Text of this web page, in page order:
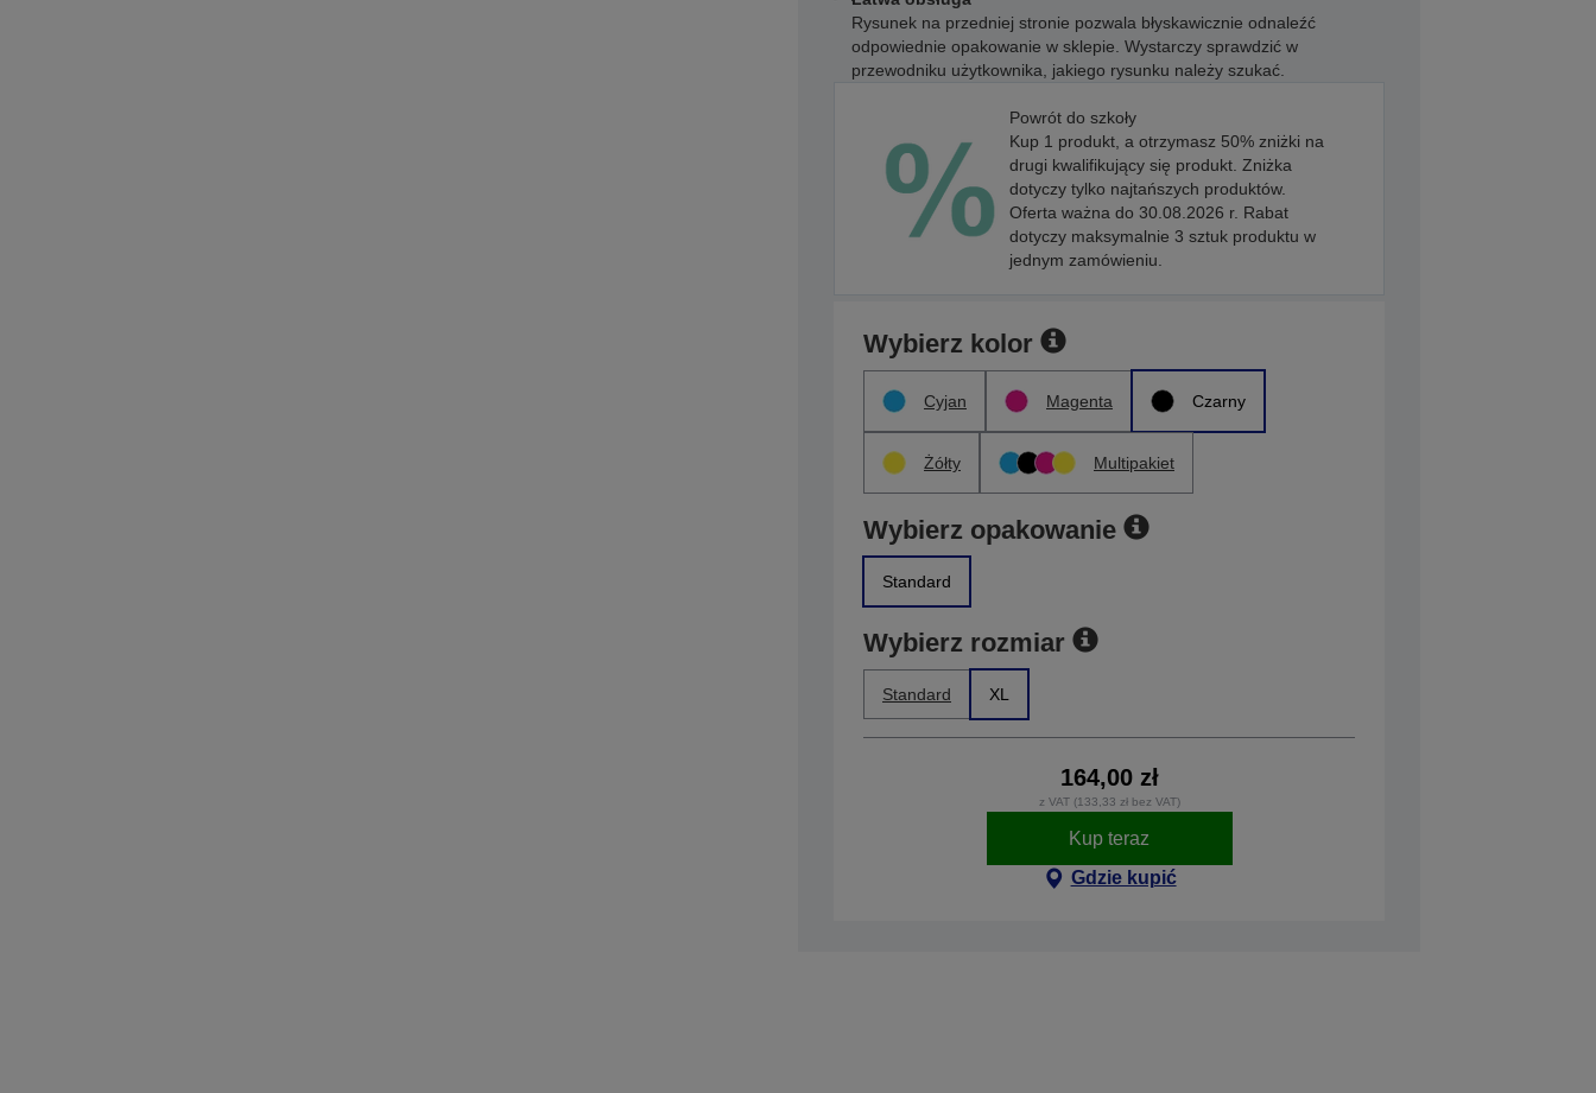
Rysunek na przedniej stronie pozwala błyskawicznie odnaleźć
odpowiednie opakowanie w sklepie. Wystarczy sprawdzić w
przewodniku użytkownika, jakiego rysunku należy szukać.
Powrót do szkoły
Kup 1 produkt, a otrzymasz 50% zniżki na
drugi kwalifikujący się produkt. Zniżka
dotyczy tylko najtańszych produktów.
Oferta ważna do 30.08.2026 r. Rabat
dotyczy maksymalnie 3 sztuk produktu w
jednym zamówieniu.
Wybierz kolor
Cyjan Magenta Czarny
Żółty Multipakiet
Wybierz opakowanie
Standard
Wybierz rozmiar
Standard XL
164,00 zł
z VAT (133,33 zł bez VAT)
Kup teraz
Gdzie kupić